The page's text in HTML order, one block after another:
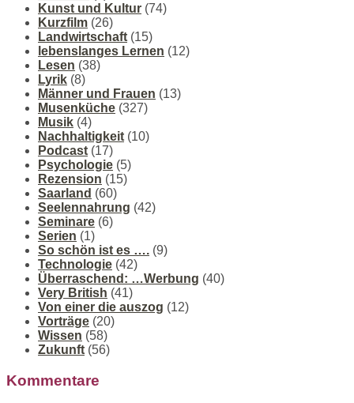
Kunst und Kultur (74)
Kurzfilm (26)
Landwirtschaft (15)
lebenslanges Lernen (12)
Lesen (38)
Lyrik (8)
Männer und Frauen (13)
Musenküche (327)
Musik (4)
Nachhaltigkeit (10)
Podcast (17)
Psychologie (5)
Rezension (15)
Saarland (60)
Seelennahrung (42)
Seminare (6)
Serien (1)
So schön ist es …. (9)
Technologie (42)
Überraschend: …Werbung (40)
Very British (41)
Von einer die auszog (12)
Vorträge (20)
Wissen (58)
Zukunft (56)
Kommentare